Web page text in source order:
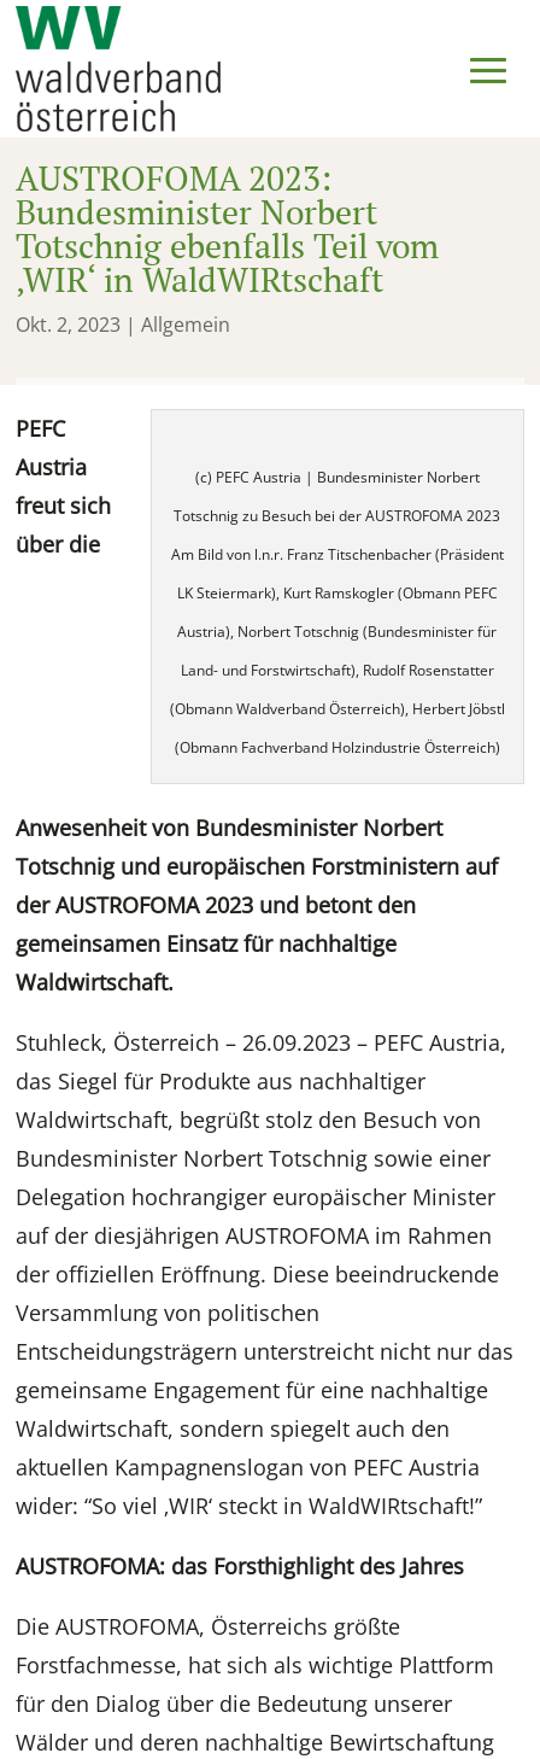
AUSTROFOMA 2023:
Bundesminister Norbert
Totschnig ebenfalls Teil vom
‚WIR‘ in WaldWIRtschaft
Okt. 2, 2023 | Allgemein
(c) PEFC Austria | Bundesminister Norbert
Totschnig zu Besuch bei der AUSTROFOMA 2023
Am Bild von l.n.r. Franz Titschenbacher (Präsident
LK Steiermark), Kurt Ramskogler (Obmann PEFC
Austria), Norbert Totschnig (Bundesminister für
Land- und Forstwirtschaft), Rudolf Rosenstatter
(Obmann Waldverband Österreich), Herbert Jöbstl
(Obmann Fachverband Holzindustrie Österreich)
PEFC
Austria
freut sich
über die
Anwesenheit von Bundesminister Norbert
Totschnig und europäischen Forstministern auf
der AUSTROFOMA 2023 und betont den
gemeinsamen Einsatz für nachhaltige
Waldwirtschaft.
Stuhleck, Österreich – 26.09.2023 – PEFC Austria,
das Siegel für Produkte aus nachhaltiger
Waldwirtschaft, begrüßt stolz den Besuch von
Bundesminister Norbert Totschnig sowie einer
Delegation hochrangiger europäischer Minister
auf der diesjährigen AUSTROFOMA im Rahmen
der offiziellen Eröffnung. Diese beeindruckende
Versammlung von politischen
Entscheidungsträgern unterstreicht nicht nur das
gemeinsame Engagement für eine nachhaltige
Waldwirtschaft, sondern spiegelt auch den
aktuellen Kampagnenslogan von PEFC Austria
wider: “So viel ‚WIR‘ steckt in WaldWIRtschaft!”
AUSTROFOMA: das Forsthighlight des Jahres
Die AUSTROFOMA, Österreichs größte
Forstfachmesse, hat sich als wichtige Plattform
für den Dialog über die Bedeutung unserer
Wälder und deren nachhaltige Bewirtschaftung